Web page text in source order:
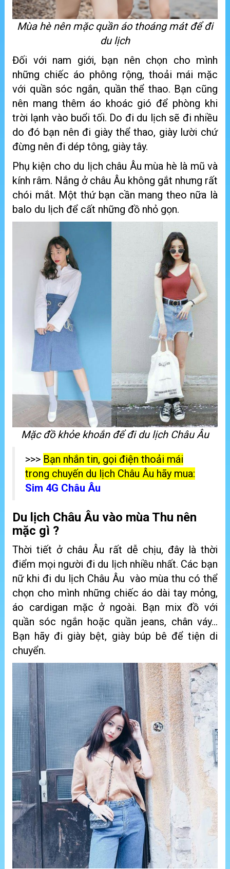
Mùa hè nên mặc quần áo thoáng mát để đi
du lịch
Đối với nam giới, bạn nên chọn cho mình
những chiếc áo phông rộng, thoải mái mặc
với quần sóc ngắn, quần thể thao. Bạn cũng
nên mang thêm áo khoác gió để phòng khi
trời lạnh vào buổi tối. Do đi du lịch sẽ đi nhiều
do đó bạn nên đi giày thể thao, giày lười chứ
đừng nên đi dép tông, giày tây.
Phụ kiện cho du lịch châu Âu mùa hè là mũ và
kính râm. Nắng ở châu Âu không gắt nhưng rất
chói mắt. Một thứ bạn cần mang theo nữa là
balo du lịch để cất những đồ nhỏ gọn.
Mặc đồ khỏe khoắn để đi du lịch Châu Âu
>>> Bạn nhắn tin, gọi điện thoải mái
trong chuyến du lịch Châu Âu hãy mua:
Sim 4G Châu Âu
Du lịch Châu Âu vào mùa Thu nên
mặc gì ?
Thời tiết ở châu Âu rất dễ chịu, đây là thời
điểm mọi người đi du lịch nhiều nhất. Các bạn
nữ khi đi du lịch Châu Âu vào mùa thu có thể
chọn cho mình những chiếc áo dài tay mỏng,
áo cardigan mặc ở ngoài. Bạn mix đồ với
quần sóc ngắn hoặc quần jeans, chân váy…
Bạn hãy đi giày bệt, giày búp bê để tiện di
chuyển.